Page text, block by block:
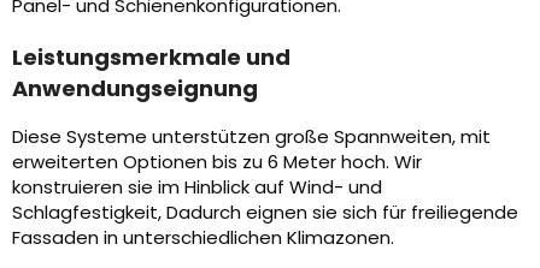
Panel- und Schienenkonfigurationen.
Leistungsmerkmale und
Anwendungseignung
Diese Systeme unterstützen große Spannweiten, mit
erweiterten Optionen bis zu 6 Meter hoch. Wir
konstruieren sie im Hinblick auf Wind- und
Schlagfestigkeit, Dadurch eignen sie sich für freiliegende
Fassaden in unterschiedlichen Klimazonen.